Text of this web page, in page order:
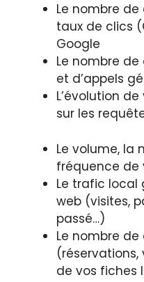
Le nombre
taux de clics
Google
Le nombre
et d’appels
L’évolution
sur les
Le volume, la
fréquence de
Le trafic local
web (visites,
passé…)
Le nombre de
(réservations,
de vos fiches